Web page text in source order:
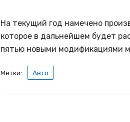
На текущий год намечено
которое в дальнейшем будет
пятью новыми модификациями
Метки: Авто